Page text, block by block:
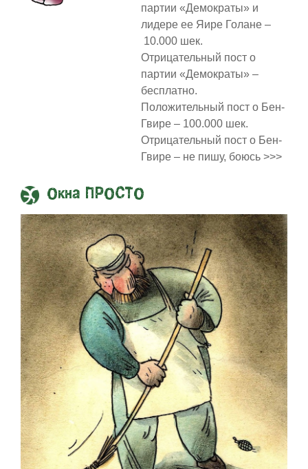
партии «Демократы» и
лидере ее Яире Голане –
10.000 шек.
Отрицательный пост о
партии «Демократы» –
бесплатно.
Положительный пост о Бен-
Гвире – 100.000 шек.
Отрицательный пост о Бен-
Гвире – не пишу, боюсь >>>
Окна ПРОСТО